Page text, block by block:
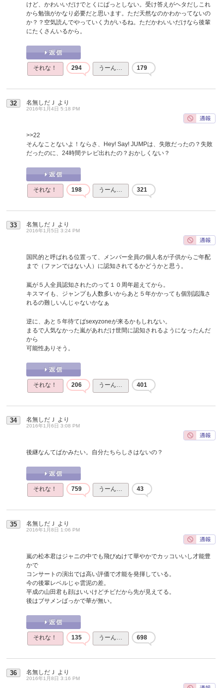
けど、かわいいだけでとくにぱっとしない。受け答えがヘタだしこれ
から勉強がかなり必要だと思います。ただ天然なのかわかってないの
か？？空気読んでやっていく力がいるね。ただかわいいだけなら後輩
にたくさんいるから。
それな！ 294 うーん… 179
32 名無しだＪ より
2016年1月4日 5:18 PM
>>22
そんなことないよ！ならさ、Hey! Say! JUMPは、失敗だったの？失敗
だったのに、24時間テレビ出れたの？おかしくない？
それな！ 198 うーん… 321
33 名無しだＪ より
2016年1月5日 3:24 PM
国民的と呼ばれる位置って、メンバー全員の個人名が子供からご年配
まで（ファンではない人）に認知されてるかどうかと思う。
嵐が５人全員認知されたのって１０周年超えてから。
キスマイも、ジャンプも人数多いからあと５年かかっても個別認識さ
れるの難しいんじゃないかなぁ
逆に、あと５年待てばsexyzoneが来るかもしれない。
まるで人気なかった嵐があれだけ世間に認知されるようになったんだ
から
可能性ありそう。
それな！ 206 うーん… 401
34 名無しだＪ より
2016年1月6日 3:08 PM
後継なんてばかみたい。自分たちらしさはないの？
それな！ 759 うーん… 43
35 名無しだＪ より
2016年1月8日 1:06 PM
嵐の松本君はジャニの中でも飛びぬけて華やかでカッコいいし才能豊
かで
コンサートの演出では高い評価で才能を発揮している。
今の後輩レベルじゃ雲泥の差。
平成の山田君も顔はいいけどチビだから先が見えてる。
後はブサメンばっかで華が無い。
それな！ 135 うーん… 698
36 名無しだＪ より
2016年1月8日 3:16 PM